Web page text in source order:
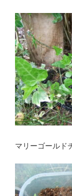
マリーゴールド